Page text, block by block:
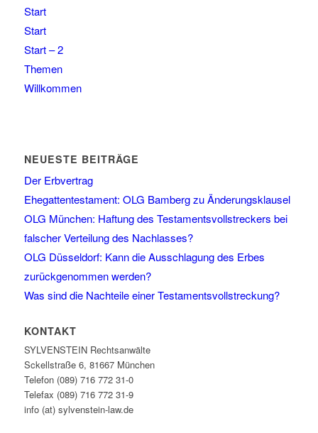
Start
Start
Start – 2
Themen
Willkommen
NEUESTE BEITRÄGE
Der Erbvertrag
Ehegattentestament: OLG Bamberg zu Änderungsklausel
OLG München: Haftung des Testamentsvollstreckers bei
falscher Verteilung des Nachlasses?
OLG Düsseldorf: Kann die Ausschlagung des Erbes
zurückgenommen werden?
Was sind die Nachteile einer Testamentsvollstreckung?
KONTAKT
SYLVENSTEIN Rechtsanwälte
Sckellstraße 6, 81667 München
Telefon (089) 716 772 31-0
Telefax (089) 716 772 31-9
info (at) sylvenstein-law.de